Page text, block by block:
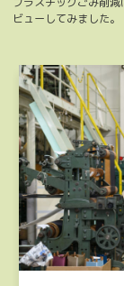
ビューしてみました。